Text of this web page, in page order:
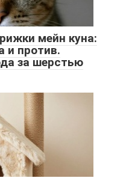
мейн куна:
и против.
за шерстью